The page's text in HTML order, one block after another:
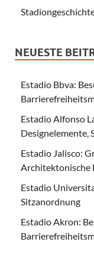
NEUESTE
Estadio Bbva:
Estadio Alfonso
Designelemente,
Estadio Jalisco:
Architektonische
Estadio
Sitzanordnung
Estadio Akron: